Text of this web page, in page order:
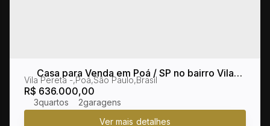
Casa para Venda em Poá / SP no bairro Vila
Pereta
R$ 636.000,00
Vila Pereta ,Poá,São Paulo,Brasil
3 2